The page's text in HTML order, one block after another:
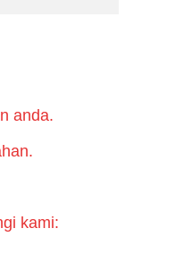
anda.
kami: